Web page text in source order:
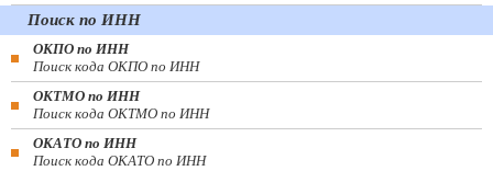
Поиск по ИНН
ОКПО по ИНН
Поиск кода ОКПО по ИНН
ОКТМО по ИНН
Поиск кода ОКТМО по ИНН
ОКАТО по ИНН
Поиск кода ОКАТО по ИНН